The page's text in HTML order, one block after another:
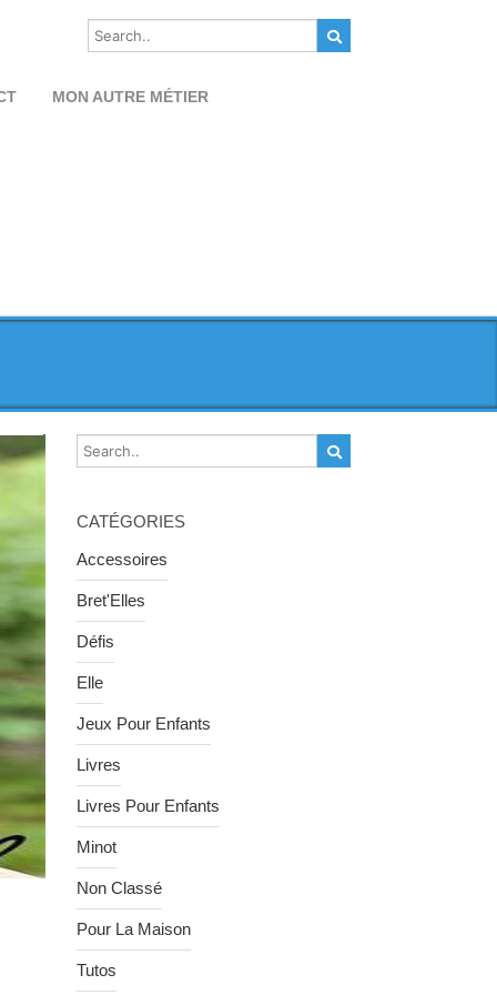
MON AUTRE MÉTIER
CATÉGORIES
Accessoires
Bret'Elles
Défis
Elle
Jeux Pour Enfants
Livres
Livres Pour Enfants
Minot
Non Classé
Pour La Maison
Tutos